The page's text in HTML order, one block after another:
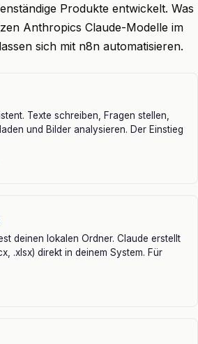
Produkte entwickelt. Was
Anthropics Claude-Modelle im
sich mit n8n automatisieren.
Texte schreiben, Fragen stellen,
und Bilder analysieren. Der Einstieg
deinen lokalen Ordner. Claude erstellt
.xlsx) direkt in deinem System. Für